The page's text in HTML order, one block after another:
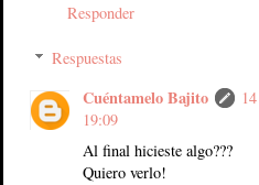
Responder
Respuestas
Cuéntamelo Bajito
19:09
Al final hicieste algo???
Quiero verlo!